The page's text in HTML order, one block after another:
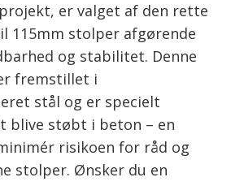
er valget af den rette
115mm stolper afgørende
og stabilitet. Denne
fremstillet i
stål og er specielt
blive støbt i beton – en
risikoen for råd og
stolper. Ønsker du en